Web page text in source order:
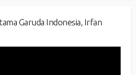
Garuda Indonesia, Irfan